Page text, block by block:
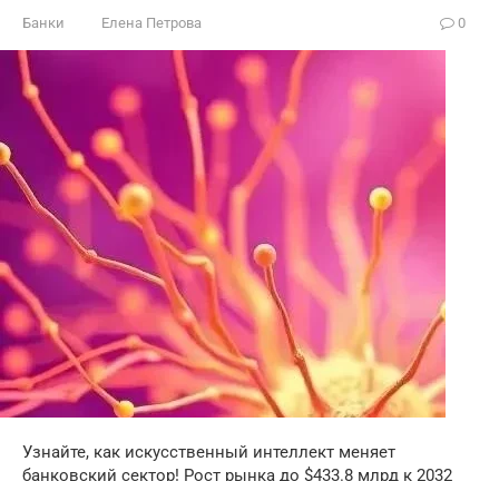
Банки Елена Петрова 0
Узнайте, как искусственный интеллект меняет
банковский сектор! Рост рынка до $433.8 млрд к 2032